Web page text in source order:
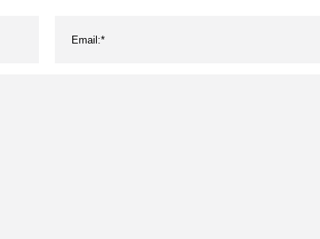
Kühlschrank